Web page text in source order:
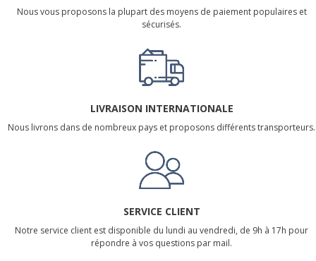
Nous vous proposons la plupart des moyens de paiement populaires et
sécurisés.
LIVRAISON INTERNATIONALE
Nous livrons dans de nombreux pays et proposons différents transporteurs.
SERVICE CLIENT
Notre service client est disponible du lundi au vendredi, de 9h à 17h pour
répondre à vos questions par mail.